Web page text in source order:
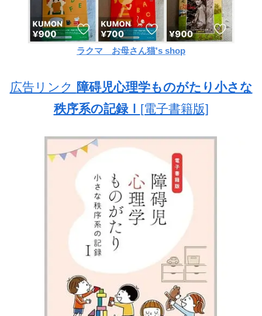
ラクマ お母さん猫's shop
広告リンク 障碍児心理学ものがたり小さな
秩序系の記録Ⅰ [電子書籍版]